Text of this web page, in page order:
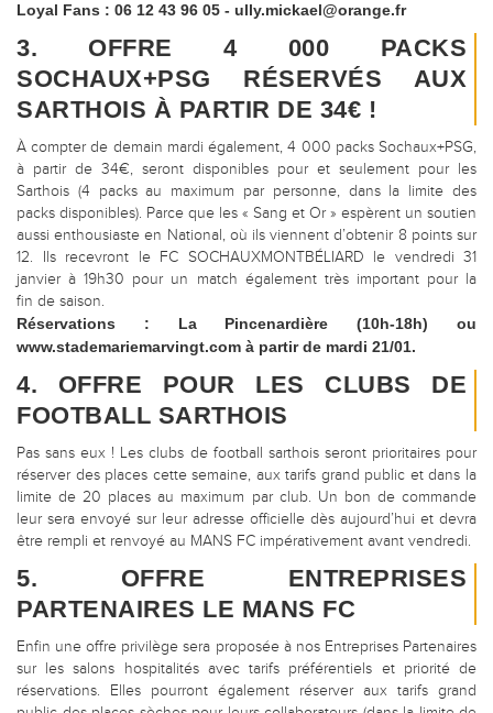
Loyal Fans : 06 12 43 96 05 - ully.mickael@orange.fr
3. OFFRE 4 000 PACKS
SOCHAUX+PSG RÉSERVÉS AUX
SARTHOIS À PARTIR DE 34€ !
À compter de demain mardi également, 4 000 packs Sochaux+PSG,
à partir de 34€, seront disponibles pour et seulement pour les
Sarthois (4 packs au maximum par personne, dans la limite des
packs disponibles). Parce que les « Sang et Or » espèrent un soutien
aussi enthousiaste en National, où ils viennent d’obtenir 8 points sur
12. Ils recevront le FC SOCHAUXMONTBÉLIARD le vendredi 31
janvier à 19h30 pour un match également très important pour la
fin de saison.
Réservations : La Pincenardière (10h-18h) ou
www.stademariemarvingt.com à partir de mardi 21/01.
4. OFFRE POUR LES CLUBS DE
FOOTBALL SARTHOIS
Pas sans eux ! Les clubs de football sarthois seront prioritaires pour
réserver des places cette semaine, aux tarifs grand public et dans la
limite de 20 places au maximum par club. Un bon de commande
leur sera envoyé sur leur adresse officielle dès aujourd’hui et devra
être rempli et renvoyé au MANS FC impérativement avant vendredi.
5. OFFRE ENTREPRISES
PARTENAIRES LE MANS FC
Enfin une offre privilège sera proposée à nos Entreprises Partenaires
sur les salons hospitalités avec tarifs préférentiels et priorité de
réservations. Elles pourront également réserver aux tarifs grand